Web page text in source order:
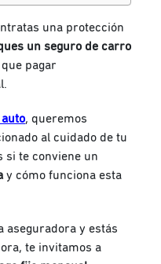
una protección
un seguro de carro
pagar
,queremos
al cuidado de tu
si te conviene un
y cómo funciona esta
aseguradora y estás
te invitamos a